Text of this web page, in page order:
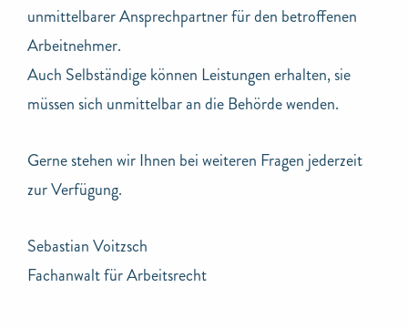
unmittelbarer Ansprechpartner für den betroffenen
Arbeitnehmer.
Auch Selbständige können Leistungen erhalten, sie
müssen sich unmittelbar an die Behörde wenden.
Gerne stehen wir Ihnen bei weiteren Fragen jederzeit
zur Verfügung.
Sebastian Voitzsch
Fachanwalt für Arbeitsrecht